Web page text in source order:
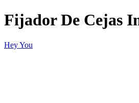
Fijador De Cejas
Hey You